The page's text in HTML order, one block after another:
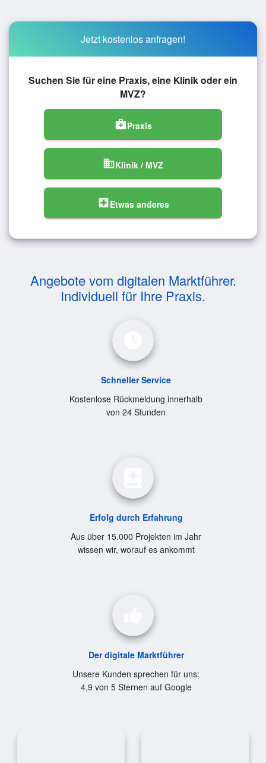
Jetzt kostenlos anfragen!
Suchen Sie für eine Praxis, eine Klinik oder ein
MVZ?
medical_servicesPraxis
domainKlinik / MVZ
local_hospitalEtwas anderes
Angebote vom digitalen Marktführer.
Individuell für Ihre Praxis.
Schneller Service
Kostenlose Rückmeldung innerhalb
von 24 Stunden
Erfolg durch Erfahrung
Aus über 15.000 Projekten im Jahr
wissen wir, worauf es ankommt
Der digitale Marktführer
Unsere Kunden sprechen für uns:
4,9 von 5 Sternen auf Google